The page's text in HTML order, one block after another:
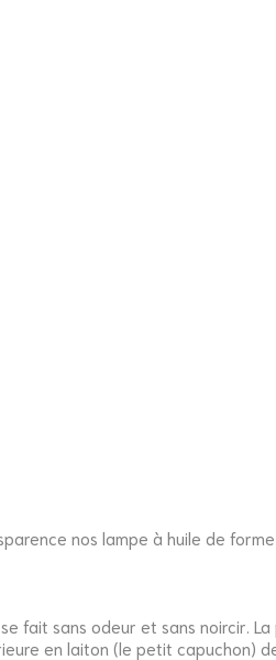
nos lampe à huile de
fait sans odeur et sans noircir.
en laiton (le petit capuchon)